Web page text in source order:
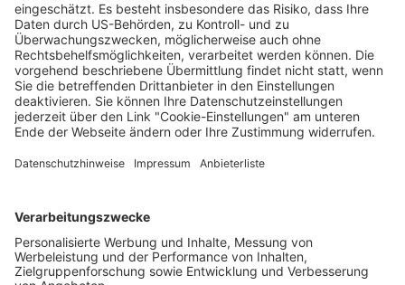
Bundesgartenschau im Jahr 2037
bewerben?
Matthias Joers 19.11.2024
Freiburger Wochenbericht
Der Wochenbericht
wurde zum 31. Juli 2026
eingestellt.